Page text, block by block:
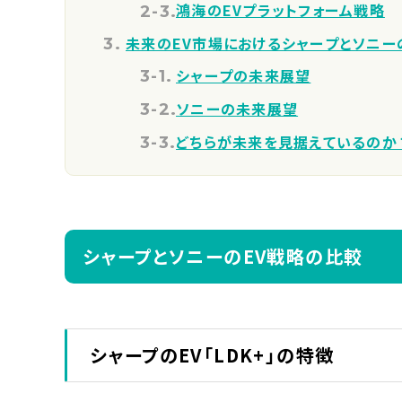
鴻海のEVプラットフォーム戦略
未来のEV市場におけるシャープとソニー
シャープの未来展望
ソニーの未来展望
どちらが未来を見据えているのか
シャープとソニーのEV戦略の比較
シャープのEV「LDK+」の特徴